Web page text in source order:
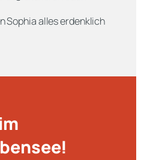
Sophia alles erdenklich